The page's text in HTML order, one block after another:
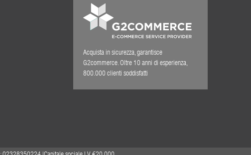
Acquista in sicurezza, garantisce
G2commerce. Oltre 10 anni di esperienza,
800.000 clienti soddisfatti